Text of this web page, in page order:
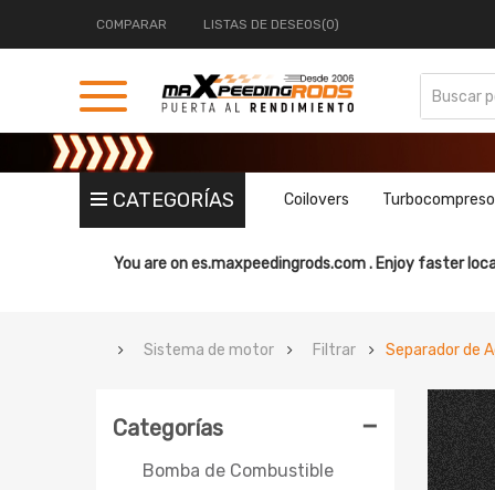
COMPARAR LISTAS DE DESEOS(0)
CATEGORÍAS Coilovers
You are ones.maxpeedingrods.com . Enjoy faster
Sistema de motor Filtrar Separador de
Categorías -
Bomba de Combustible